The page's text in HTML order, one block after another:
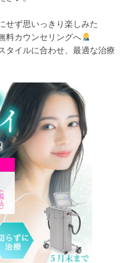
せず思いっきり楽しみた
料カウンセリングへ
タイルに合わせ、最適な治療